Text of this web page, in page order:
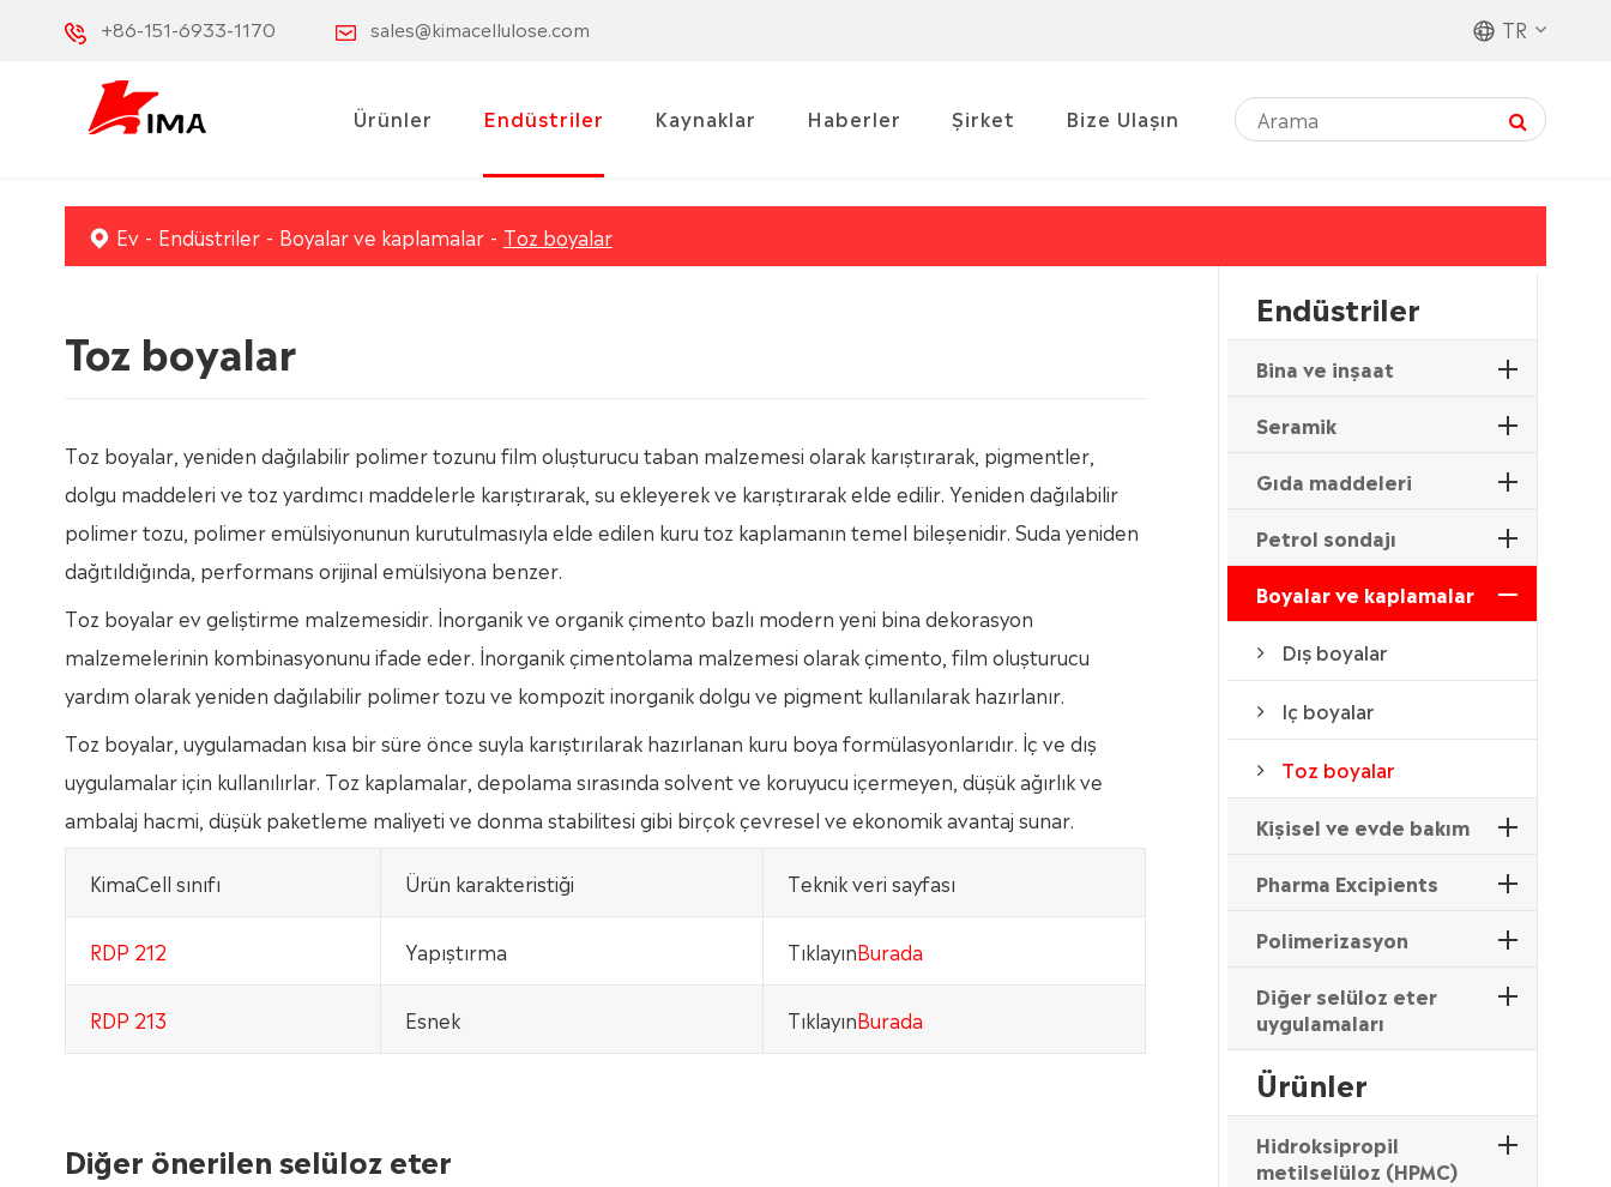
+86-151-6933-1170 sales@kimacellulose.com TR
Ürünler Endüstriler Kaynaklar Haberler Şirket Bize Ulaşın
Ev Endüstriler Boyalar ve kaplamalar Toz boyalar
Toz boyalar
Toz boyalar, yeniden dağılabilir polimer tozunu film oluşturucu taban malzemesi olarak karıştırarak, pigmentler,
dolgu maddeleri ve toz yardımcı maddelerle karıştırarak, su ekleyerek ve karıştırarak elde edilir. Yeniden dağılabilir
polimer tozu, polimer emülsiyonunun kurutulmasıyla elde edilen kuru toz kaplamanın temel bileşenidir. Suda yeniden
dağıtıldığında, performans orijinal emülsiyona benzer.
Toz boyalar ev geliştirme malzemesidir. İnorganik ve organik çimento bazlı modern yeni bina dekorasyon
malzemelerinin kombinasyonunu ifade eder. İnorganik çimentolama malzemesi olarak çimento, film oluşturucu
yardım olarak yeniden dağılabilir polimer tozu ve kompozit inorganik dolgu ve pigment kullanılarak hazırlanır.
Toz boyalar, uygulamadan kısa bir süre önce suyla karıştırılarak hazırlanan kuru boya formülasyonlarıdır. İç ve dış
uygulamalar için kullanılırlar. Toz kaplamalar, depolama sırasında solvent ve koruyucu içermeyen, düşük ağırlık ve
ambalaj hacmi, düşük paketleme maliyeti ve donma stabilitesi gibi birçok çevresel ve ekonomik avantaj sunar.
KimaCell sınıfı Ürün karakteristiği Teknik veri sayfası
RDP 212 Yapıştırma TıklayınBurada
RDP 213 Esnek TıklayınBurada
Diğer önerilen selüloz eter
Endüstriler
Bina ve inşaat
Seramik
Gıda maddeleri
Petrol sondajı
Boyalar ve kaplamalar
Dış boyalar
Iç boyalar
Toz boyalar
Kişisel ve evde bakım
Pharma Excipients
Polimerizasyon
Diğer selüloz eter
uygulamaları
Ürünler
Hidroksipropil
metilselüloz (HPMC)